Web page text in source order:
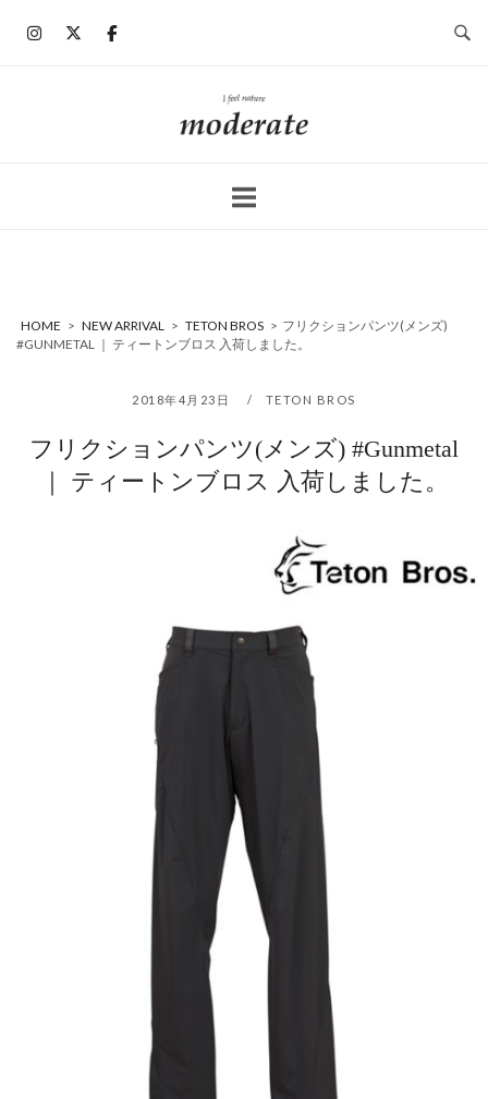
ホ
ー
HOME > NEW ARRIVAL > TETON BROS > フリクションパンツ(メンズ)
#GUNMETAL ｜ ティートンブロス 入荷しました。
2018年4月23日 TETON BROS
フリクションパンツ(メンズ) #Gunmetal
｜ ティートンブロス 入荷しました。